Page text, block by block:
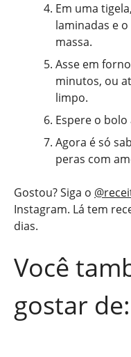
Em uma
laminadas e
massa.
Asse em
minutos, ou
limpo.
Espere o
Agora é só
peras com
Gostou? Siga o
Instagram. Lá tem
dias.
Você
gostar de: